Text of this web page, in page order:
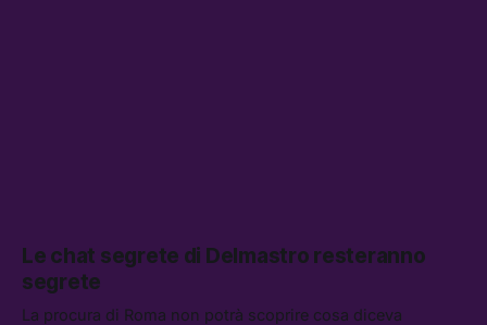
Le chat segrete di Delmastro resteranno
segrete
La procura di Roma non potrà scoprire cosa diceva